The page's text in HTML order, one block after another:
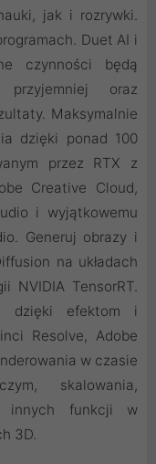
jak i rozrywki.
Duet AI i
czynności będą
przyjemniej oraz
Maksymalnie
dzięki ponad 100
przez RTX z
Creative Cloud,
i wyjątkowemu
Generuj obrazy i
na układach
NVIDIA TensorRT.
dzięki efektom i
Resolve, Adobe
w czasie
skalowania,
i innych funkcji w
3D.